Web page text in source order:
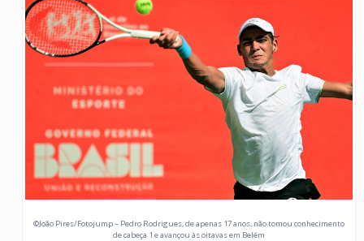
©João Pires/Fotojump – Pedro Rodrigues, de apenas 17 anos, não tomou conhecimento
de cabeça 1 e avançou às oitavas em Belém